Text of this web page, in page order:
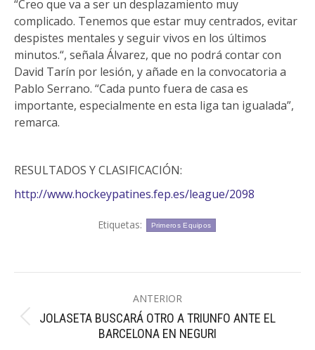
“Creo que va a ser un desplazamiento muy
complicado. Tenemos que estar muy centrados, evitar
despistes mentales y seguir vivos en los últimos
minutos.“, señala Álvarez, que no podrá contar con
David Tarín por lesión, y añade en la convocatoria a
Pablo Serrano. “Cada punto fuera de casa es
importante, especialmente en esta liga tan igualada”,
remarca.
RESULTADOS Y CLASIFICACIÓN:
http://www.hockeypatines.fep.es/league/2098
Etiquetas: Primeros Equipos
entre
publicaciones
ANTERIOR
Publicación
anterior:
JOLASETA BUSCARÁ OTRO A TRIUNFO ANTE EL
BARCELONA EN NEGURI